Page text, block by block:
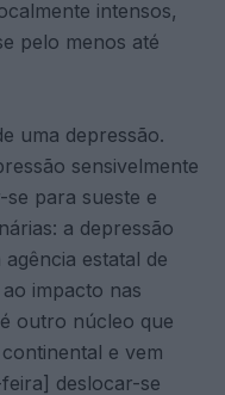
intensos,
pelo menos até
uma depressão.
sensivelmente
se para sueste e
a depressão
estatal de
impacto nas
outro núcleo que
e vem
deslocar-se